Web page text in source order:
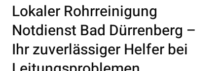
Lokaler Rohrreinigung
Notdienst Bad Dürrenberg –
Ihr zuverlässiger Helfer bei